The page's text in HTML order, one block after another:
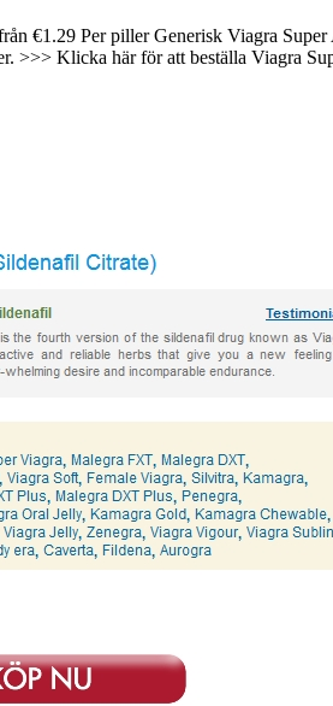
€1.29 Per piller Generisk Viagra
>>> Klicka här för att beställa Viagra